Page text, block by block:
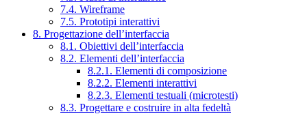
7.4. Wireframe
7.5. Prototipi interattivi
8. Progettazione dell’interfaccia
8.1. Obiettivi dell’interfaccia
8.2. Elementi dell’interfaccia
8.2.1. Elementi di composizione
8.2.2. Elementi interattivi
8.2.3. Elementi testuali (microtesti)
8.3. Progettare e costruire in alta fedeltà